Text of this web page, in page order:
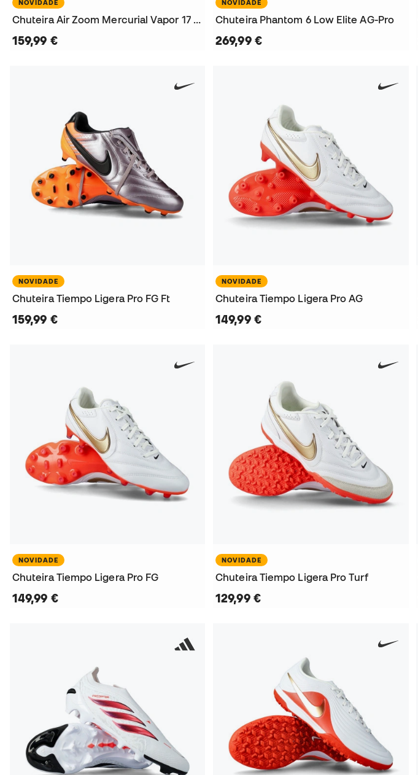
NOVIDADE
Chuteira Air Zoom Mercurial Vapor 17 Pro AG
159,99 €
NOVIDADE
Chuteira Phantom 6 Low Elite AG-Pro
269,99 €
NOVIDADE
Chuteira Tiempo Ligera Pro FG Ft
159,99 €
NOVIDADE
Chuteira Tiempo Ligera Pro AG
149,99 €
NOVIDADE
Chuteira Tiempo Ligera Pro FG
149,99 €
NOVIDADE
Chuteira Tiempo Ligera Pro Turf
129,99 €